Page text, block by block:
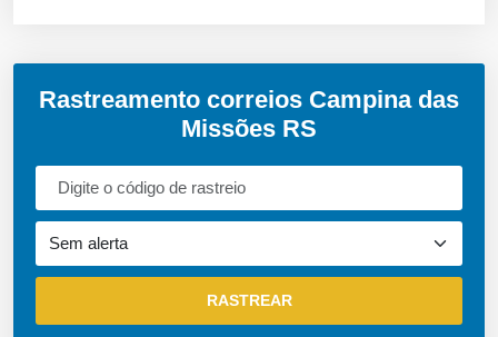
Rastreamento correios Campina das
Missões RS